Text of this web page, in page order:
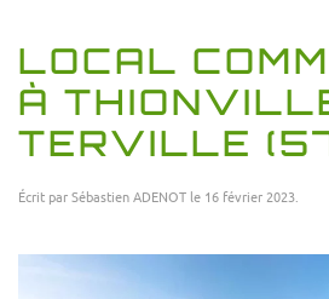
LOCAL
À
TERVILLE
Écrit parSébastien ADENOT le 16 février 2023.